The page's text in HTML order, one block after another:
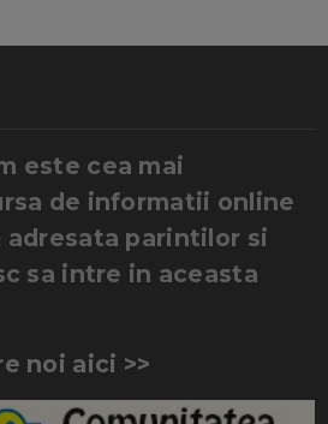
este cea mai
de informatii online
adresata parintilor si
sa intre in aceasta
noi aici >>